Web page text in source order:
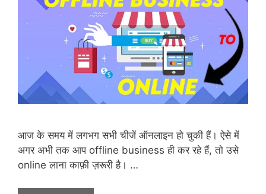
आज के समय में लगभग सभी चीजें ऑनलाइन हो चुकी हैं। ऐसे में
अगर अभी तक आप offline business ही कर रहे हैं, तो उसे
online लाना काफ़ी ज़रूरी है। …